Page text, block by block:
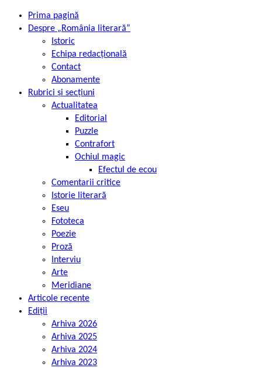
Prima pagină
Despre „România literară”
Istoric
Echipa redacțională
Contact
Abonamente
Rubrici și secțiuni
Actualitatea
Editorial
Puzzle
Contrafort
Ochiul magic
Efectul de ecou
Comentarii critice
Istorie literară
Eseu
Fototeca
Poezie
Proză
Interviu
Arte
Meridiane
Articole recente
Ediții
Arhiva 2026
Arhiva 2025
Arhiva 2024
Arhiva 2023